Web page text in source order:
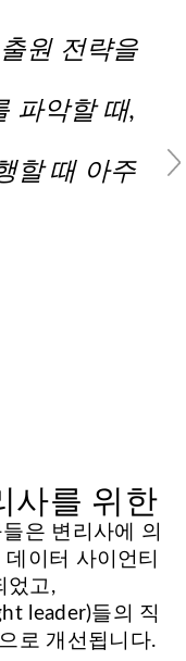
원 전략을
파악할 때,
할 때 아주
심사관이 얼
으로 최상
습니다.”
사를 위한
은 변리사에 의
이터 사이언티
었고,
leader)들의 직
로 개선됩니다.